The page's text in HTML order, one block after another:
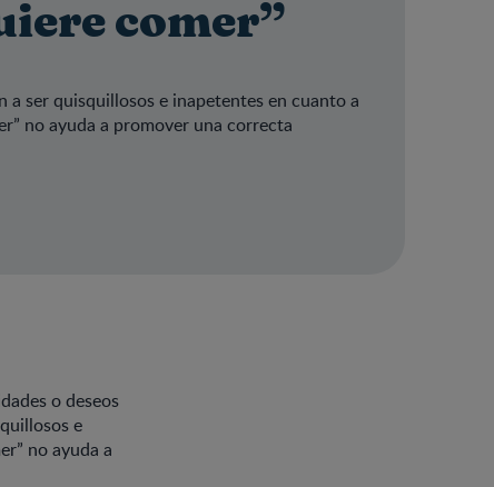
comer”
a ser quisquillosos e inapetentes en cuanto a
no ayuda a promover una correcta
o deseos
e
no ayuda a